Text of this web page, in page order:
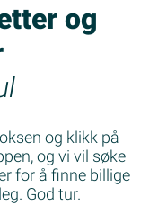
og
og klikk på
og vi vil søke
for å finne billige
God tur.